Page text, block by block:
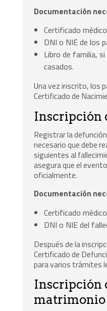
Documentación
Certificado
DNI o NIE de los
Libro de familia,
casados.
Una vez inscrito, los
Certificado de
Inscripción
Registrar la
necesario que debe
siguientes al
asegura que el
oficialmente.
Documentación
Certificado
DNI o NIE del
Después de la
Certificado de
para varios trámites
Inscripción
matrimonio